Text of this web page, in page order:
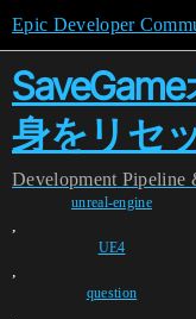
Epic Developer
身をリセ
Development Pipeline
unreal-engine
,
UE4
,
question